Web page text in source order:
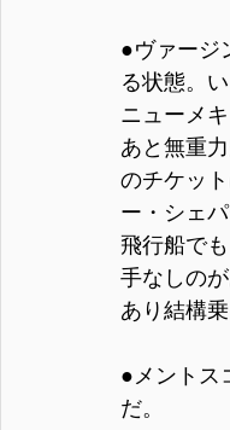
●ヴァージ
る状態。
ニューメ
あと無重
のチケッ
ー・シェ
飛行船で
手なしの
あり結構
●メントス
だ。